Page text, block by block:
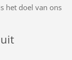
het doel van ons